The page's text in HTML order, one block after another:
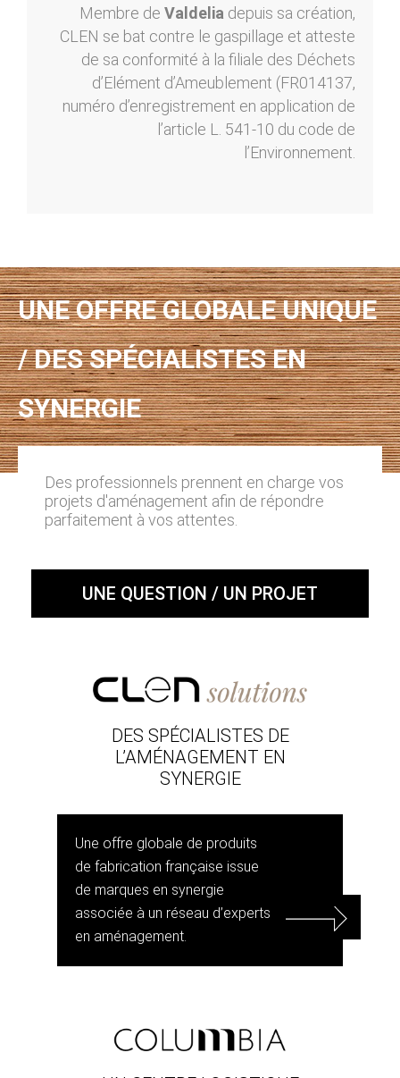
Membre de Valdelia depuis sa création,
CLEN se bat contre le gaspillage et atteste
de sa conformité à la filiale des Déchets
d’Elément d’Ameublement (FR014137,
numéro d’enregistrement en application de
l’article L. 541-10 du code de
l’Environnement.
UNE OFFRE GLOBALE UNIQUE
/ DES SPÉCIALISTES EN
SYNERGIE
Des professionnels prennent en charge vos
projets d'aménagement afin de répondre
parfaitement à vos attentes.
UNE QUESTION / UN PROJET
DES SPÉCIALISTES DE
L’AMÉNAGEMENT EN
SYNERGIE
Une offre globale de produits
de fabrication française issue
de marques en synergie
associée à un réseau d’experts
en aménagement.